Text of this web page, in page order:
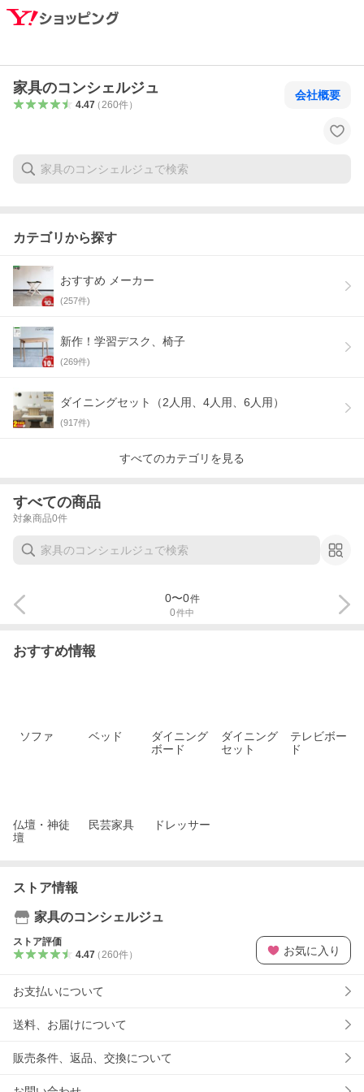
家具のコンシェルジュ
4.47（ 260件）
会社概要
カテゴリから探す
おすすめ メーカー
(257件)
新作！学習デスク、椅子
(269件)
ダイニングセット（2人用、4人用、6人用）
(917件)
すべてのカテゴリを見る
すべての商品
対象商品0件
0件中
0〜0件
おすすめ情報
ソファ ベッド
ダイニング
ボード
ダイニング
セット
テレビボー
ド
仏壇・神徒
壇
民芸家具 ドレッサー
ストア情報
家具のコンシェルジュ
ストア評価
4.47（ 260件） お気に入り
お支払いについて
送料、お届けについて
販売条件、返品、交換について